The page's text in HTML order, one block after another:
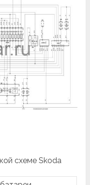
схеме Skoda